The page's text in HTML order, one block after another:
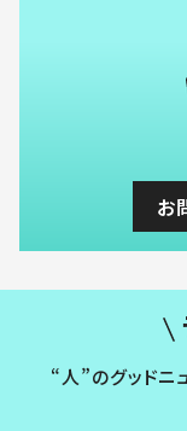
お
“人”のグッドニ